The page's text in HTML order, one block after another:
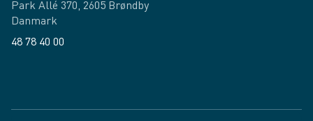
Park Allé 370, 2605 Brøndby
Danmark
48 78 40 00